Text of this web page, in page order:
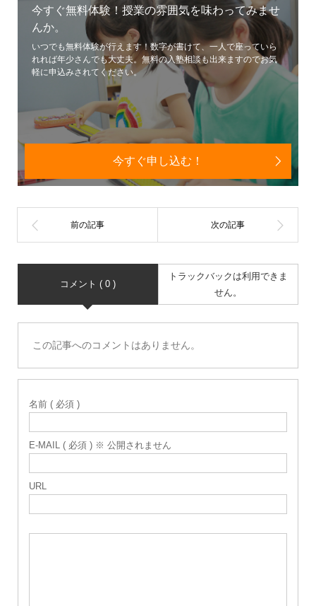
今すぐ無料体験！授業の雰囲気を味わってみませ
んか。
いつでも無料体験が行えます！数字が書けて、一人で座っていら
れれば年少さんでも大丈夫。無料の入塾相談も出来ますのでお気
軽に申込みされてください。
今すぐ申し込む！
コメント ( 0 )
トラックバックは利用できま
せん。
この記事へのコメントはありません。
名前 ( 必須 )
E-MAIL ( 必須 ) ※ 公開されません
URL